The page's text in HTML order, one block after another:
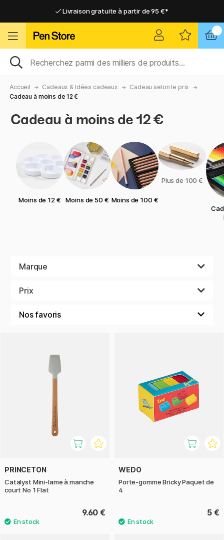
Livraison gratuite à partir de 95 €*
Livraison domicile ou point relais
Livraison gratuite à partir de 95 €*
Livraison domicile ou point relais
Accueil Cadeaux & Idées cadeaux
Cadeau selon le prix
Cadeau à moins de 12 €
Cadeau à moins de 12 €
Moins de 12 € Moins de 50 € Moins de 100 €
Plus de 100 €
Marque
Prix
PRINCETON
Catalyst Mini-lame à manche
court No 1 Flat
9.60 €
WEDO
Porte-gomme Bricky Paquet de
4
5 €